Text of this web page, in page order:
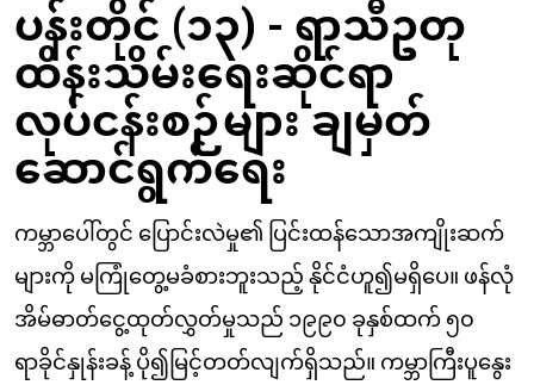
ပန်းတိုင် (၁၃) - ရာသီဥတု
ထိန်းသိမ်းရေးဆိုင်ရာ
လုပ်ငန်းစဉ်များ ချမှတ်
ဆောင်ရွက်ရေး
ကမ္ဘာပေါ်တွင် ပြောင်းလဲမှု၏ ပြင်းထန်သောအကျိုးဆက်
များကို မကြုံတွေ့မခံစားဘူးသည့် နိုင်ငံဟူ၍မရှိပေ။ ဖန်လုံ
အိမ်ဓာတ်ငွေ့ထုတ်လွှတ်မှုသည် ၁၉၉၀ ခုနှစ်ထက် ၅၀
ရာခိုင်နှုန်းခန့် ပို၍မြင့်တတ်လျက်ရှိသည်။ ကမ္ဘာကြီးပူနွေး